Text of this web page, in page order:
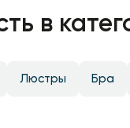
в
Люстры Бра